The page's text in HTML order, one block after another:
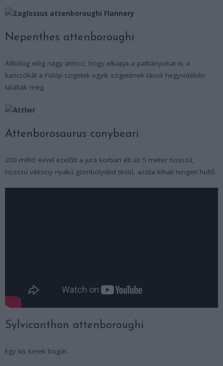
Nepenthes attenboroughi
Állítólag elég nagy ahhoz, hogy elkapja a patkányokat is: a
kancsókát a Fülöp-szigetek egyik szigetének távoli hegyvidékén
találták meg.
Attenborosaurus conybeari
200 millió évvel ezelőtt a jura korban élt az 5 méter hosszú,
hosszú vékony nyakú gömbölyded testű, azóta kihalt tengeri hüllő.
Sylvicanthon attenboroughi
Egy kis kerek bogár.